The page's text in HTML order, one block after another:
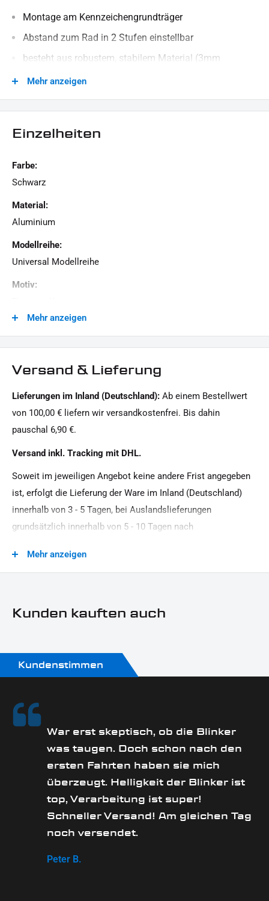
Montage am Kennzeichengrundträger
Abstand zum Rad in 2 Stufen einstellbar
besteht aus robustem, stabilem Material (3mm
Aluminium)
oberes rechtes loch hat einen Durchmesser von 8,5 mm
LIEFERUMFANG:
Mehr anzeigen
Einzelheiten
Farbe:
Schwarz
Material:
Aluminium
Modellreihe:
Universal Modellreihe
Motiv:
Motorradmarke:
Oberfläche:
Produkttyp:
Zulassung per Einzelabnahme
Mehr anzeigen
Versand & Lieferung
Lieferungen im Inland (Deutschland): Ab einem Bestellwert
von 100,00 € liefern wir versandkostenfrei. Bis dahin
pauschal 6,90 €.
Versand inkl. Tracking mit DHL.
Soweit im jeweiligen Angebot keine andere Frist angegeben
ist, erfolgt die Lieferung der Ware im Inland (Deutschland)
innerhalb von 3 - 5 Tagen, bei Auslandslieferungen
grundsätzlich innerhalb von 5 - 10 Tagen nach
Zeitpunkt Ihrer Zahlungsanweisung).Beachten Sie, dass an
Mehr anzeigen
Kunden kauften auch
Kundenstimmen
War erst skeptisch, ob die Blinker
was taugen. Doch schon nach den
ersten Fahrten haben sie mich
überzeugt. Helligkeit der Blinker ist
top, Verarbeitung ist super!
Schneller Versand! Am gleichen Tag
noch versendet.
Peter B.